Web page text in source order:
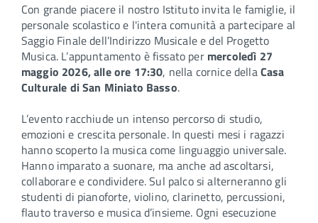
Con grande piacere il nostro Istituto invita le famiglie, il
personale scolastico e l'intera comunità a partecipare al
Saggio Finale dell’Indirizzo Musicale e del Progetto
Musica. L’appuntamento è fissato per mercoledì 27
maggio 2026, alle ore 17:30, nella cornice dellaCasa
Culturale di San Miniato Basso.
L’evento racchiude un intenso percorso di studio,
emozioni e crescita personale. In questi mesi i ragazzi
hanno scoperto la musica come linguaggio universale.
Hanno imparato a suonare, ma anche ad ascoltarsi,
collaborare e condividere. Sul palco si alterneranno gli
studenti di pianoforte, violino, clarinetto, percussioni,
flauto traverso e musica d’insieme. Ogni esecuzione